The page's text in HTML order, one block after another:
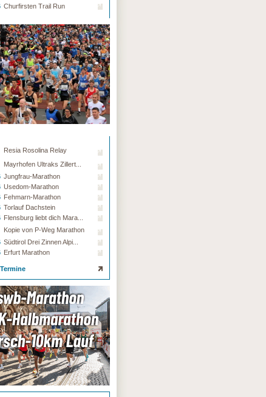
Churfirsten Trail Run
Resia Rosolina Relay
Mayrhofen Ultraks Zillert...
Jungfrau-Marathon
Usedom-Marathon
Fehmarn-Marathon
Torlauf Dachstein
Flensburg liebt dich Mara...
Kopie von P-Weg Marathon
Südtirol Drei Zinnen Alpi...
Erfurt Marathon